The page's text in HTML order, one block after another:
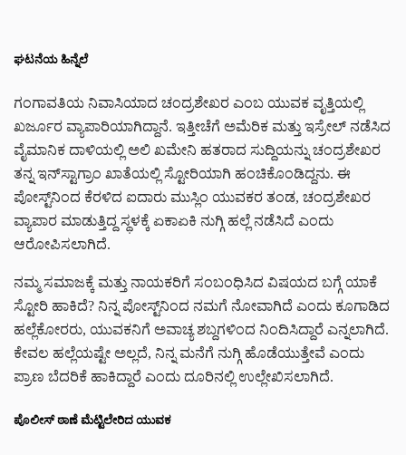
ಘಟನೆಯ ಹಿನ್ನೆಲೆ
ಗಂಗಾವತಿಯ ನಿವಾಸಿಯಾದ ಚಂದ್ರಶೇಖರ ಎಂಬ ಯುವಕ ವೃತ್ತಿಯಲ್ಲಿ
ಖರ್ಜೂರ ವ್ಯಾಪಾರಿಯಾಗಿದ್ದಾನೆ. ಇತ್ತೀಚೆಗೆ ಅಮೆರಿಕ ಮತ್ತು ಇಸ್ರೇಲ್ ನಡೆಸಿದ
ವೈಮಾನಿಕ ದಾಳಿಯಲ್ಲಿ ಅಲಿ ಖಮೇನಿ ಹತರಾದ ಸುದ್ದಿಯನ್ನು ಚಂದ್ರಶೇಖರ
ತನ್ನ ಇನ್‌ಸ್ಟಾಗ್ರಾಂ ಖಾತೆಯಲ್ಲಿ ಸ್ಟೋರಿಯಾಗಿ ಹಂಚಿಕೊಂಡಿದ್ದನು. ಈ
ಪೋಸ್ಟ್‌ನಿಂದ ಕೆರಳಿದ ಐದಾರು ಮುಸ್ಲಿಂ ಯುವಕರ ತಂಡ, ಚಂದ್ರಶೇಖರ
ವ್ಯಾಪಾರ ಮಾಡುತ್ತಿದ್ದ ಸ್ಥಳಕ್ಕೆ ಏಕಾಏಕಿ ನುಗ್ಗಿ ಹಲ್ಲೆ ನಡೆಸಿದೆ ಎಂದು
ಆರೋಪಿಸಲಾಗಿದೆ.
ನಮ್ಮ ಸಮಾಜಕ್ಕೆ ಮತ್ತು ನಾಯಕರಿಗೆ ಸಂಬಂಧಿಸಿದ ವಿಷಯದ ಬಗ್ಗೆ ಯಾಕೆ
ಸ್ಟೋರಿ ಹಾಕಿದೆ? ನಿನ್ನ ಪೋಸ್ಟ್‌ನಿಂದ ನಮಗೆ ನೋವಾಗಿದೆ ಎಂದು ಕೂಗಾಡಿದ
ಹಲ್ಲೆಕೋರರು, ಯುವಕನಿಗೆ ಅವಾಚ್ಯ ಶಬ್ದಗಳಿಂದ ನಿಂದಿಸಿದ್ದಾರೆ ಎನ್ನಲಾಗಿದೆ.
ಕೇವಲ ಹಲ್ಲೆಯಷ್ಟೇ ಅಲ್ಲದೆ, ನಿನ್ನ ಮನೆಗೆ ನುಗ್ಗಿ ಹೊಡೆಯುತ್ತೇವೆ ಎಂದು
ಪ್ರಾಣ ಬೆದರಿಕೆ ಹಾಕಿದ್ದಾರೆ ಎಂದು ದೂರಿನಲ್ಲಿ ಉಲ್ಲೇಖಿಸಲಾಗಿದೆ.
ಪೊಲೀಸ್ ಠಾಣೆ ಮೆಟ್ಟಿಲೇರಿದ ಯುವಕ